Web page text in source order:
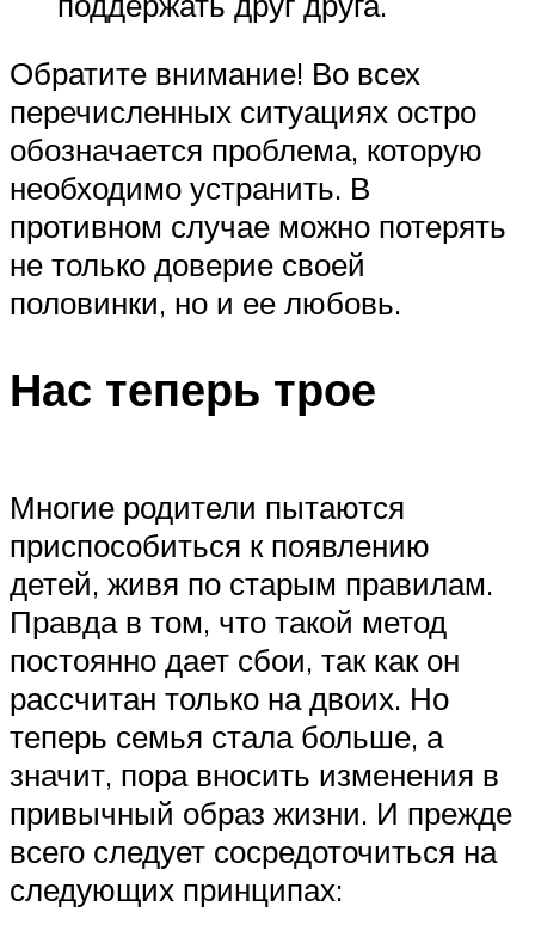
Обратите внимание! Во всех
перечисленных ситуациях остро
обозначается проблема, которую
необходимо устранить. В
противном случае можно потерять
не только доверие своей
половинки, но и ее любовь.
Нас теперь трое
Многие родители пытаются
приспособиться к появлению
детей, живя по старым правилам.
Правда в том, что такой метод
постоянно дает сбои, так как он
рассчитан только на двоих. Но
теперь семья стала больше, а
значит, пора вносить изменения в
привычный образ жизни. И прежде
всего следует сосредоточиться на
следующих принципах: